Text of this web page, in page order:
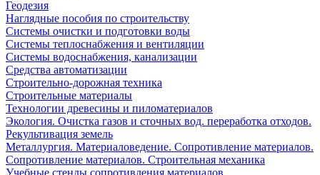
Геодезия
Наглядные пособия по строительству
Системы очистки и подготовки воды
Системы теплоснабжения и вентиляции
Системы водоснабжения, канализации
Средства автоматизации
Строительно-дорожная техника
Строительные материалы
Технологии древесины и пиломатериалов
Экология. Очистка газов и сточных вод. переработка отходов.
Рекультивация земель
Металлургия. Материаловедение. Сопротивление материалов.
Сопротивление материалов. Строительная механика
Учебные стенды сопротивления материалов